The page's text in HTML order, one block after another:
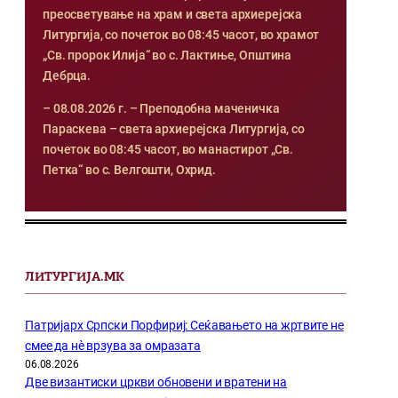
преосветување на храм и света архиерејска
Литургија, со почеток во 08:45 часот, во храмот
„Св. пророк Илија“ во с. Лактиње, Општина
Дебрца.
– 08.08.2026 г. – Преподобна маченичка
Параскева – света архиерејска Литургија, со
почеток во 08:45 часот, во манастирот „Св.
Петка“ во с. Велгошти, Охрид.
ЛИТУРГИЈА.МК
Патријарх Српски Порфириј: Сеќавањето на жртвите не
смее да нѐ врзува за омразата
06.08.2026
Две византиски цркви обновени и вратени на